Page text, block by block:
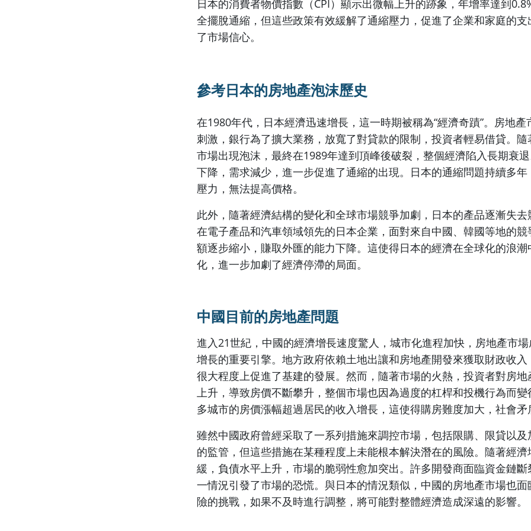
日本的消費者物價指數（CPI）顯示出微幅上升的跡象，年增率達到
全擺脫通縮，但這些政策有效緩解了通縮壓力，促進了企業和家庭的
了市場信心。
參考日本的房地產泡沫歷史
在1980年代，日本經濟迅速增長，這一時期被稱為“經濟奇蹟”。房地產
刺激，銀行為了擴大業務，放寬了對貸款的限制，投資者輕易借貸。
市場出現泡沫，最終在1989年達到頂峰後破裂，整個經濟陷入長期衰
下降，需求減少，進一步促進了通縮的出現。日本的通縮問題持續多
壓力，無法提高價格。
此外，隨著經濟結構的變化和全球市場競爭加劇，日本的產品逐漸失
在電子產品和汽車領域領先的日本企業，面對來自中國、韓國等地的
額逐步縮小，賺取外匯的能力下降。這使得日本的經濟在全球化的浪
化，進一步加劇了經濟停滯的局面。
中國目前的房地產問題
進入21世紀，中國的經濟增長速度驚人，城市化進程加快，房地產市
增長的重要引擎。地方政府依賴土地出讓和房地產開發來獲取財政收
很大程度上促進了基建的發展。然而，隨著市場的火熱，投資者對房
上升，導致房價不斷攀升，整個市場也因為過度的杠桿和投機行為而
多城市的房價漲幅超過居民的收入增長，這使得購房難度加大，社會
雖然中國政府曾經采取了一系列措施來調控市場，包括限購、限貸以
的監管，但這些措施在某種程度上未能根本解決潛在的風險。隨著經
緩，負債水平上升，市場的脆弱性愈加突出。許多開發商面臨資金鏈
一情況引發了市場的恐慌。與日本的情況類似，中國的房地產市場也
險的挑戰，如果不及時進行調整，將可能對整體經濟造成深遠的影響。